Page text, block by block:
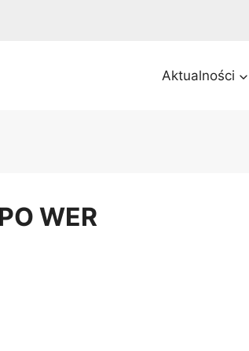
Aktualności
WER